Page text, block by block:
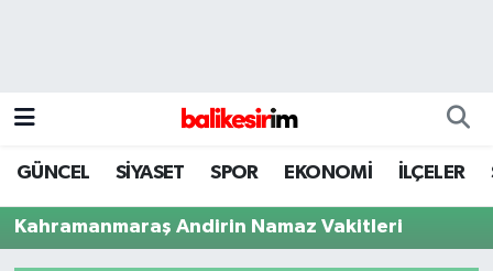
GÜNCEL SİYASET SPOR EKONOMİ İLÇELER
Kahramanmaraş Andirin Namaz Vakitleri